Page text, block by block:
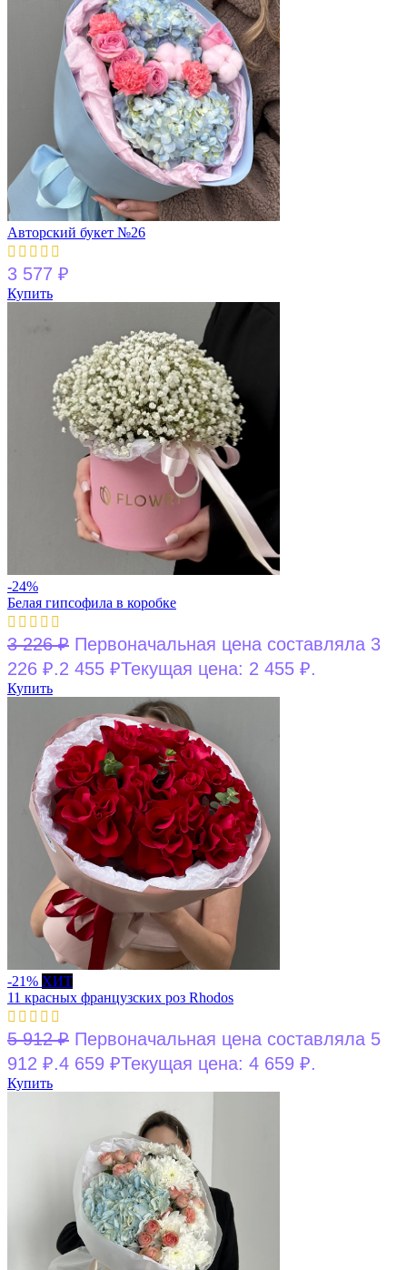
Авторский букет №26
3 577 ₽
Купить
-24%
Белая гипсофила в коробке
3 226₽ Первоначальная цена составляла 3
226 ₽.2 455 ₽Текущая цена: 2 455 ₽.
Купить
-21% ХИТ
11 красных французских роз Rhodos
5 912₽ Первоначальная цена составляла 5
912 ₽.4 659 ₽Текущая цена: 4 659 ₽.
Купить